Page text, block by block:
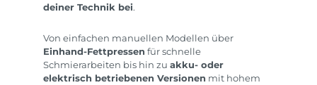
deiner Technik bei.
Von einfachen manuellen Modellen über
Einhand-Fettpressen für schnelle
Schmierarbeiten bis hin zu akku- oder
elektrisch betriebenen Versionen mit hohem